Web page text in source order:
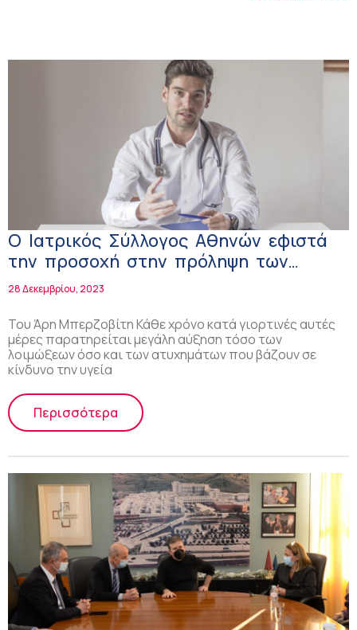
Ο Ιατρικός Σύλλογος Αθηνών εφιστά
την προσοχή στην πρόληψη των
αναπνευστικών λοιμώξεων και των
ατυχημάτων!
28 Δεκεμβρίου, 2023
Του Άρη Μπερζοβίτη Κάθε χρόνο κατά γιορτινές αυτές
μέρες παρατηρείται μεγάλη αύξηση τόσο των
λοιμώξεων όσο και των ατυχημάτων που βάζουν σε
κίνδυνο την υγεία
Περισσότερα